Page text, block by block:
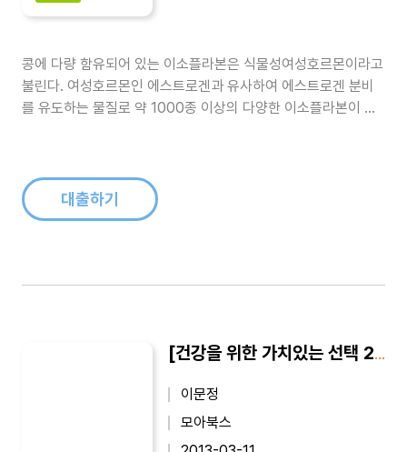
콩에 다량 함유되어 있는 이소플라본은 식물성여성호르몬이라고
불린다. 여성호르몬인 에스트로겐과 유사하여 에스트로겐 분비
를 유도하는 물질로 약 1000종 이상의 다양한 이소플라본이 존
과 경쟁적으로 작용하거나 인체..
대출하기
[건강을 위한 가치있는 선택 25] 건강기능식품, 내 몸을 살린다
이문정
모아북스